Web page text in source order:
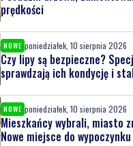
prędkości
NOWE poniedziałek, 10 sierpnia 2026
Czy lipy są bezpieczne?
sprawdzają ich kondycję i
NOWE poniedziałek, 10 sierpnia 2026
Mieszkańcy wybrali, miasto
Nowe miejsce do wypoczynku